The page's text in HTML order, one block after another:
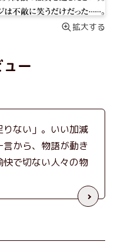
拡大する
ー
りない」。いい加減
から、物語が動き
で切ない人々の物